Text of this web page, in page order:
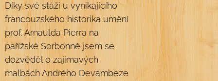
Díky své stáži u vynikajícího
francouzského historika umění
prof. Arnaulda Pierra na
pařížské Sorbonně jsem se
dozvěděl o zajímavých
malbách Andrého Devambeze